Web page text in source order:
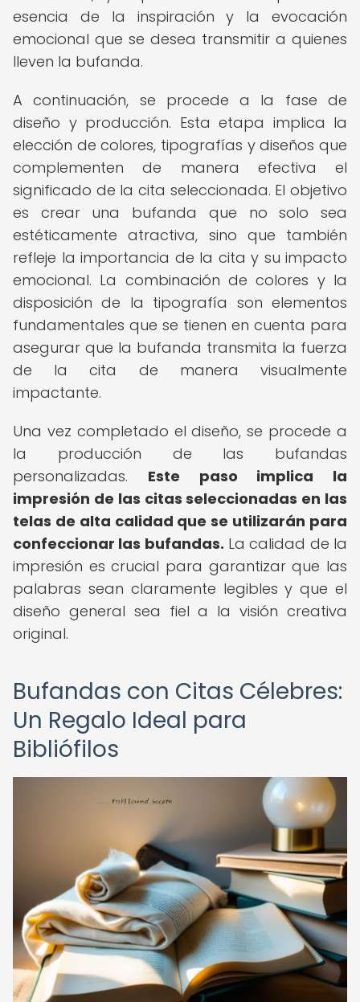
esencia de la inspiración y la evocación
emocional que se desea transmitir a quienes
lleven la bufanda.
A continuación, se procede a la fase de
diseño y producción. Esta etapa implica la
elección de colores, tipografías y diseños que
complementen de manera efectiva el
significado de la cita seleccionada. El objetivo
es crear una bufanda que no solo sea
estéticamente atractiva, sino que también
refleje la importancia de la cita y su impacto
emocional. La combinación de colores y la
disposición de la tipografía son elementos
fundamentales que se tienen en cuenta para
asegurar que la bufanda transmita la fuerza
de la cita de manera visualmente
impactante.
Una vez completado el diseño, se procede a
la producción de las bufandas
personalizadas. Este paso implica la
impresión de las citas seleccionadas en las
telas de alta calidad que se utilizarán para
confeccionar las bufandas. La calidad de la
impresión es crucial para garantizar que las
palabras sean claramente legibles y que el
diseño general sea fiel a la visión creativa
original.
Bufandas con Citas Célebres:
Un Regalo Ideal para
Bibliófilos